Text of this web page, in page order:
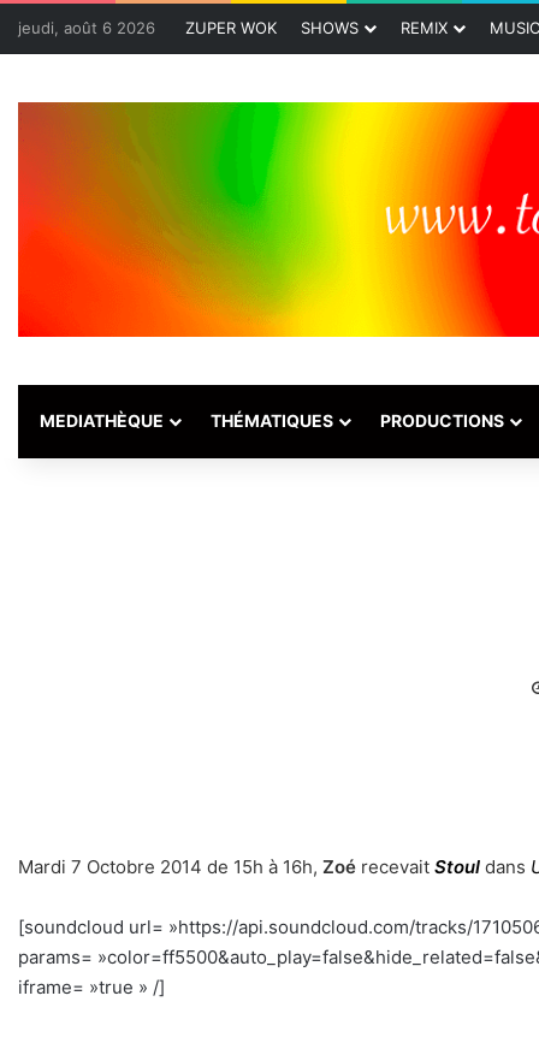
jeudi, août 6 2026 ZUPER WOK SHOWS REMIX MUSIC
MEDIATHÈQUE THÉMATIQUES PRODUCTIONS
Mardi 7 Octobre 2014 de 15h à 16h, Zoé recevait Stoul dans
[soundcloud url= »https://api.soundcloud.com/tracks/
params=
iframe= »true » /]